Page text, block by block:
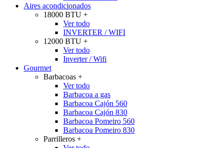
Aires acondicionados
18000 BTU +
Ver todo
INVERTER / WIFI
12000 BTU +
Ver todo
Inverter / Wifi
Gourmet
Barbacoas +
Ver todo
Barbacoa a gas
Barbacoa Cajón 560
Barbacoa Cajón 830
Barbacoa Pomeiro 560
Barbacoa Pomeiro 830
Parrilleros +